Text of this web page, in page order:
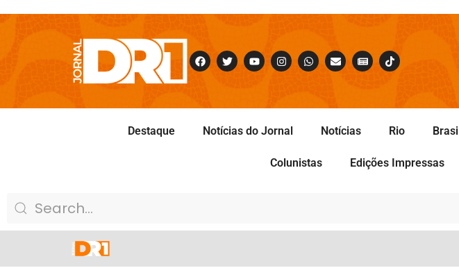
Destaque Notícias do Jornal Notícias Rio Brasil
Colunistas Edições Impressas